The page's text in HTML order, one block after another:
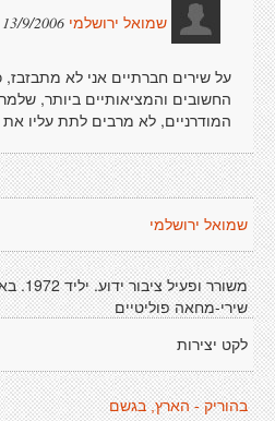
שמואל ירושלמי 13/9/2006 15:39:35
על שירים חברתיים אני לא מתבזבז,
החשובים והמציאותיים ביותר,
המודרניים, לא מרבים לתת עליו
שמואל ירושלמי
שירי-מחאה פוליטיים
לקט יצירות
בהוריק - הארץ, בגשם